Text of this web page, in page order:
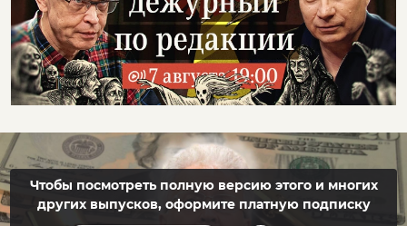
Чтобы посмотреть полную версию этого и многих
других выпусков, оформите платную подписку